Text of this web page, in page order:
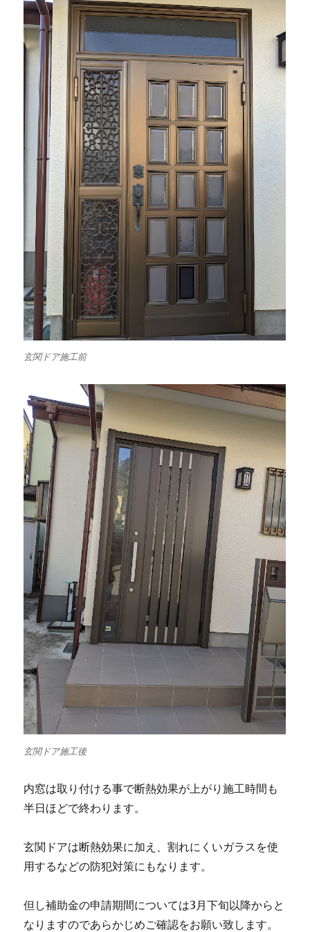
玄関ドア施工前
玄関ドア施工後
内窓は取り付ける事で断熱効果が上がり施工時間も
半日ほどで終わります。
玄関ドアは断熱効果に加え、割れにくいガラスを使
用するなどの防犯対策にもなります。
但し補助金の申請期間については3月下旬以降からと
なりますのであらかじめご確認をお願い致します。